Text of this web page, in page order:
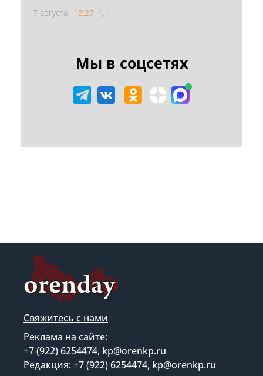
7 августа 13:27
Мы в соцсетях
Свяжитесь с нами
Реклама на сайте:
+7 (922) 6254474, kp@orenkp.ru
Редакция: +7 (922) 6254474, kp@orenkp.ru